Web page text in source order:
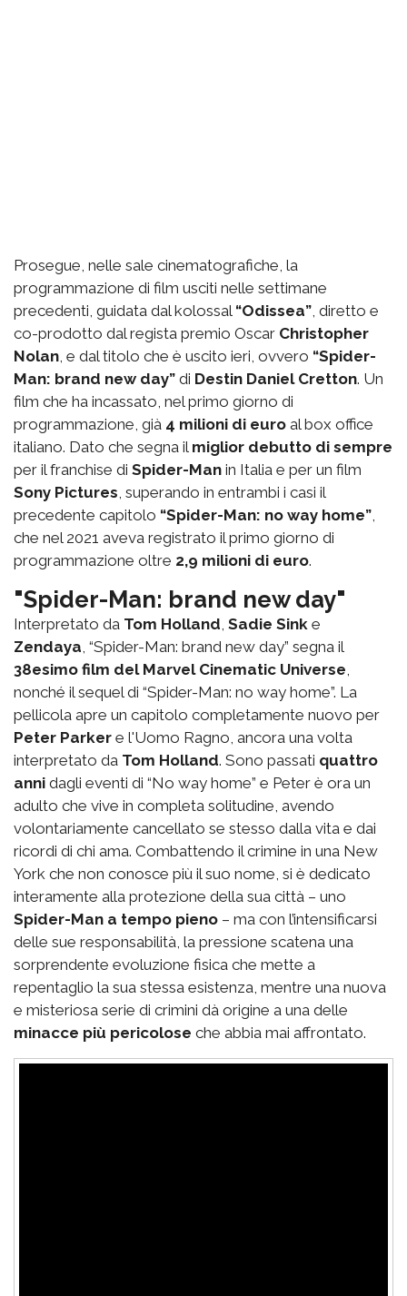
Prosegue, nelle sale cinematografiche, la
programmazione di film usciti nelle settimane
precedenti, guidata dal kolossal “Odissea” , diretto e
co-prodotto dal regista premio Oscar Christopher
Nolan , e dal titolo che è uscito ieri, ovvero “Spider-
Man: brand new day” di Destin Daniel Cretton. Un
film che ha incassato, nel primo giorno di
programmazione, già 4 milioni di euro al box office
italiano. Dato che segna il miglior debutto di sempre
per il franchise di Spider-Man in Italia e per un film
Sony Pictures , superando in entrambi i casi il
precedente capitolo “Spider-Man: no way home”
che nel 2021 aveva registrato il primo giorno di
programmazione oltre 2,9 milioni di euro.
"Spider-Man: brand new day"
Interpretato da Tom Holland Sadie Sink e
Zendaya , “Spider-Man: brand new day” segna il
38esimo film del Marvel Cinematic Universe
nonché il sequel di “Spider-Man: no way home”. La
pellicola apre un capitolo completamente nuovo per
Peter Parker e l'Uomo Ragno, ancora una volta
interpretato da Tom Holland. Sono passati quattro
anni dagli eventi di “No way home” e Peter è ora un
adulto che vive in completa solitudine, avendo
volontariamente cancellato se stesso dalla vita e dai
ricordi di chi ama. Combattendo il crimine in una New
York che non conosce più il suo nome, si è dedicato
interamente alla protezione della sua città – uno
Spider-Man a tempo pieno – ma con l’intensificarsi
delle sue responsabilità, la pressione scatena una
sorprendente evoluzione fisica che mette a
repentaglio la sua stessa esistenza, mentre una nuova
e misteriosa serie di crimini dà origine a una delle
minacce più pericolose che abbia mai affrontato.